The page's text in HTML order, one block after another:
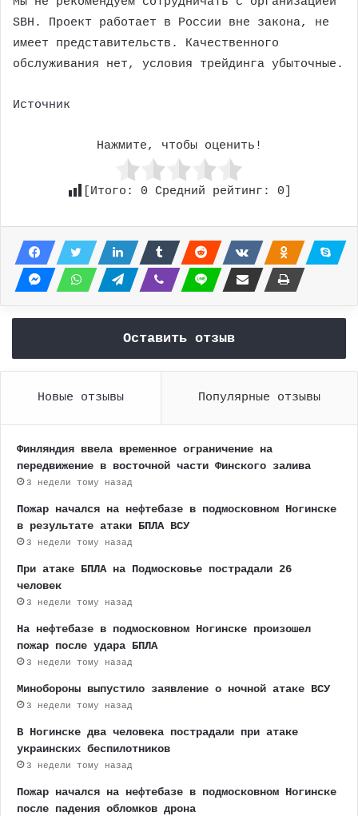
SBH. Проект работает в России вне закона, не
имеет представительств. Качественного
обслуживания нет, условия трейдинга убыточные.
Источник
Нажмите, чтобы оценить!
[Итого: 0 Средний рейтинг: 0
Оставить отзыв
Новые отзывы Популярные отзывы
Финляндия ввела временное ограничение на
передвижение в восточной части Финского залива
3 недели тому назад
Пожар начался на нефтебазе в подмосковном Ногинске
в результате атаки БПЛА ВСУ
3 недели тому назад
При атаке БПЛА на Подмосковье пострадали 26
человек
3 недели тому назад
На нефтебазе в подмосковном Ногинске произошел
пожар после удара БПЛА
3 недели тому назад
Минобороны выпустило заявление о ночной атаке ВСУ
3 недели тому назад
В Ногинске два человека пострадали при атаке
украинских беспилотников
3 недели тому назад
Пожар начался на нефтебазе в подмосковном Ногинске
после падения обломков дрона